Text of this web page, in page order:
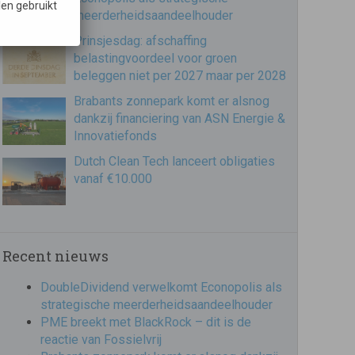
meerderheidsaandeelhouder
Prinsjesdag: afschaffing
belastingvoordeel voor groen
beleggen niet per 2027 maar per 2028
Brabants zonnepark komt er alsnog
dankzij financiering van ASN Energie &
Innovatiefonds
Dutch Clean Tech lanceert obligaties
vanaf €10.000
Recent nieuws
DoubleDividend verwelkomt Econopolis als
strategische meerderheidsaandeelhouder
PME breekt met BlackRock – dit is de
reactie van Fossielvrij
gebruikt